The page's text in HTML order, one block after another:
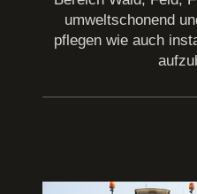
umweltschonend
pflegen wie auch